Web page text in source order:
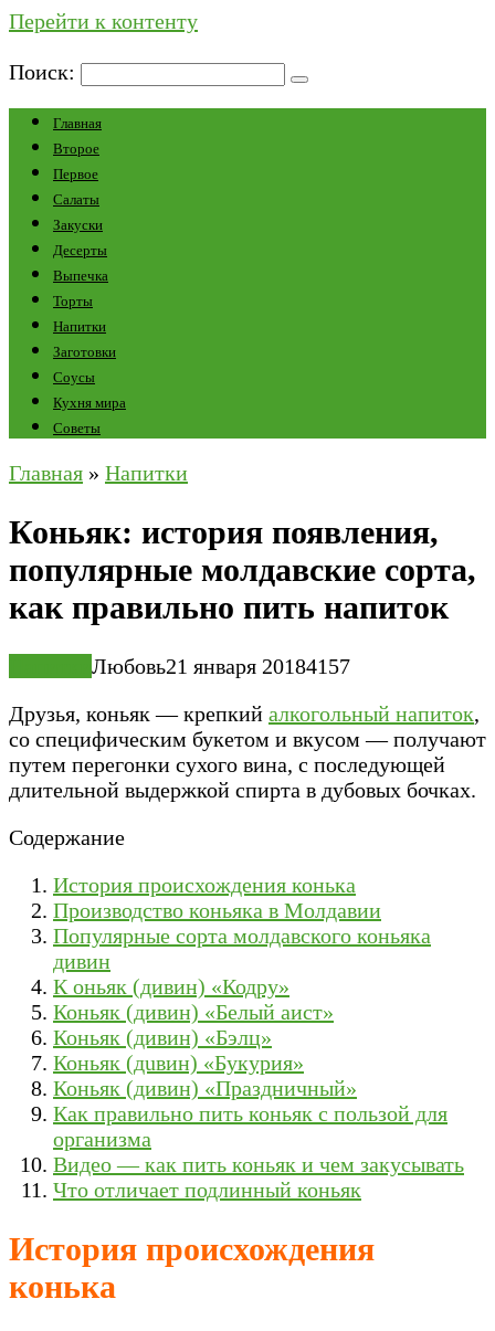
Перейти к контенту
Поиск:
Главная
Второе
Первое
Салаты
Закуски
Десерты
Выпечка
Торты
Напитки
Заготовки
Соусы
Кухня мира
Советы
Главная » Напитки
Коньяк: история появления,
популярные молдавские сорта,
как правильно пить напиток
Любовь21 января 20184157
Друзья, коньяк — крепкий алкогольный напиток,
со специфическим букетом и вкусом — получают
путем перегонки сухого вина, с последующей
длительной выдержкой спирта в дубовых бочках.
Содержание
История происхождения конька
Производство коньяка в Молдавии
Популярные сорта молдавского коньяка
дивин
К оньяк (дивин) «Кодру»
Коньяк (дивин) «Белый аист»
Коньяк (дивин) «Бэлц»
Коньяк (дuвин) «Букурия»
Коньяк (дивин) «Праздничный»
Как правильно пить коньяк с пользой для
организма
Видео — как пить коньяк и чем закусывать
Что отличает подлинный коньяк
История происхождения
конька